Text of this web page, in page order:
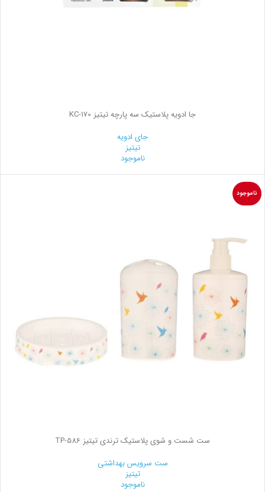
جا ادویه پلاستیک سه پارچه تیتیز KC-170
جای ادویه
تیتیز
ناموجود
ناموجود
ست شست و شوی پلاستیک ترندی تیتیز TP-586
ست سرویس بهداشتی
تیتیز
ناموجود